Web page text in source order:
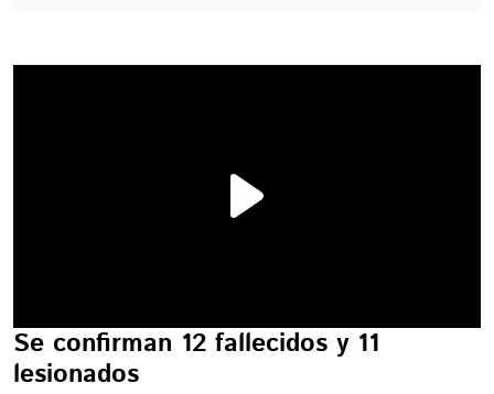
Se confirman 12 fallecidos y 11
lesionados